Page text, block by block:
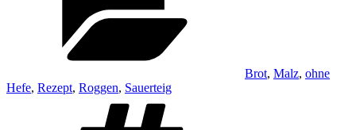
Brot, Malz, ohne
Hefe, Rezept, Roggen, Sauerteig